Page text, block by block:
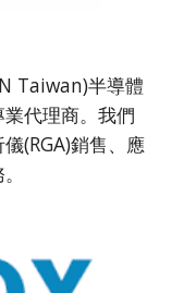
Taiwan)半導體
代理商。我們
(RGA)銷售、應